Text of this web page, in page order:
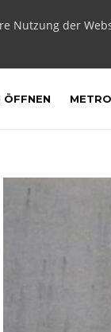
Nutzung der
ÖFFNEN